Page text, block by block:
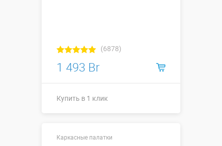
(6878)
1 493 Br
Купить в 1 клик
Каркасные палатки